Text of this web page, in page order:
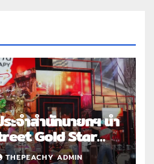
ะจำสำนักนายกฯ นำ
Gold Star
หวัดต้นแบบ
THEPEACHY ADMIN